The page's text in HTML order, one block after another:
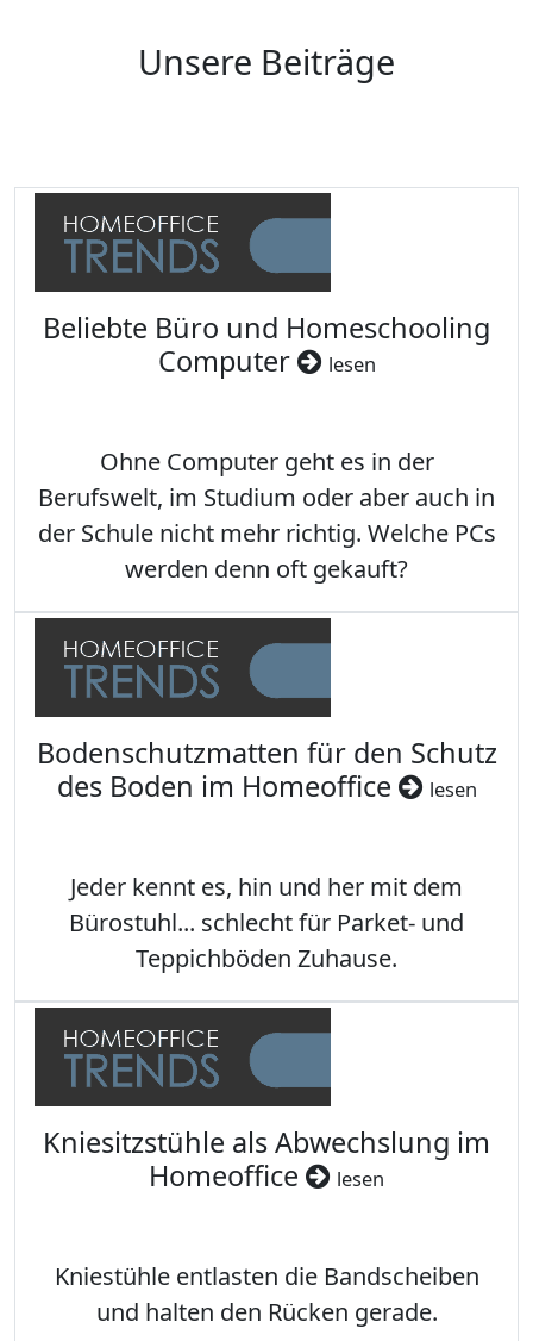
Unsere Beiträge
Beliebte Büro und Homeschooling
Computer
lesen
Ohne Computer geht es in der
Berufswelt, im Studium oder aber auch in
der Schule nicht mehr richtig. Welche PCs
werden denn oft gekauft?
Bodenschutzmatten für den Schutz
des Boden im Homeoffice
lesen
Jeder kennt es, hin und her mit dem
Bürostuhl... schlecht für Parket- und
Teppichböden Zuhause.
Kniesitzstühle als Abwechslung im
Homeoffice
lesen
Kniestühle entlasten die Bandscheiben
und halten den Rücken gerade.